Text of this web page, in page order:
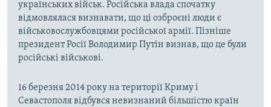
українських військ. Російська влада спочатку
відмовлялася визнавати, що ці озброєні люди є
військовослужбовцями російської армії. Пізніше
президент Росії Володимир Путін визнав, що це були
російські військові.
16 березня 2014 року на території Криму і
Севастополя відбувся невизнаний більшістю країн